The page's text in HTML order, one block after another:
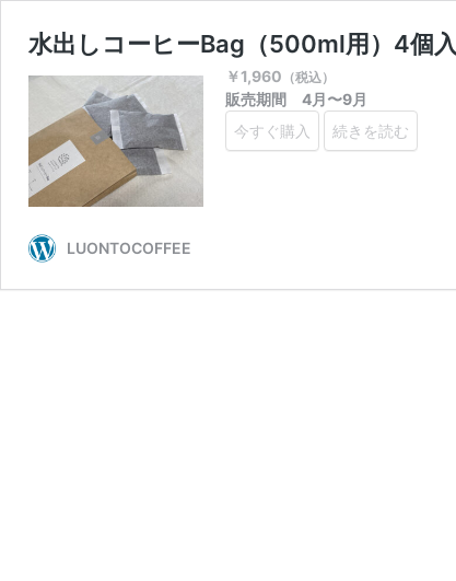
水出しコーヒーBag（500ml用）4個入
￥1,960 （税込）
販売期間 4月〜9月
今すぐ購入
続きを読む
LUONTOCOFFEE